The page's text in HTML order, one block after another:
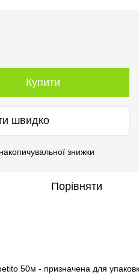
Купити
швидко
знижки
Порівняти
50м - призначена для